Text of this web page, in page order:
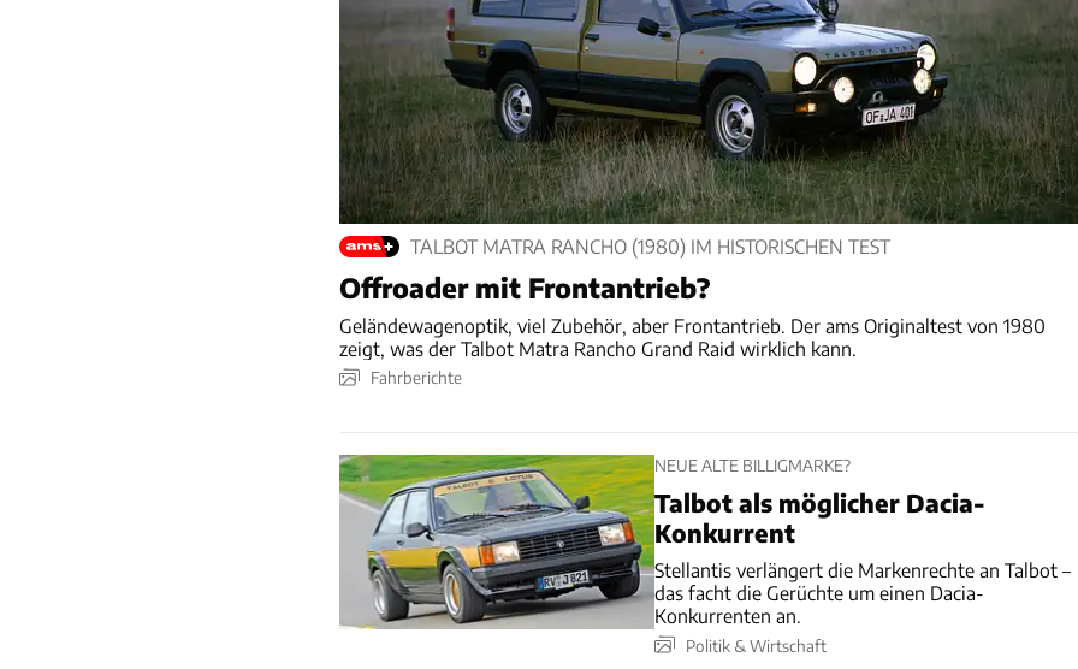
TALBOT MATRA RANCHO (1980) IM HISTORISCHEN TEST
Offroader mit Frontantrieb?
Geländewagenoptik, viel Zubehör, aber Frontantrieb. Der ams Originaltest von 1980
zeigt, was der Talbot Matra Rancho Grand Raid wirklich kann.
Fahrberichte
NEUE ALTE BILLIGMARKE?
Talbot als möglicher Dacia-
Konkurrent
Stellantis verlängert die Markenrechte an Talbot –
das facht die Gerüchte um einen Dacia-
Konkurrenten an.
Politik & Wirtschaft